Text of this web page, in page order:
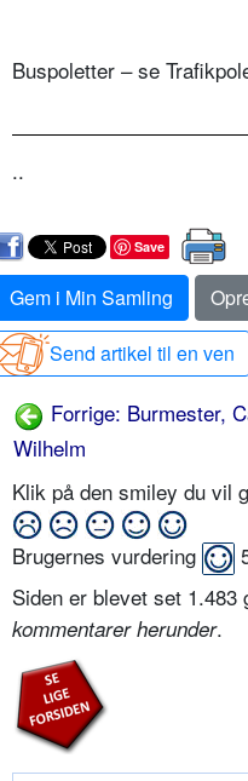
Buspoletter – se
..
Save
Gem i Min Samling
Send artikel til en ven
Forrige: Burmester,
Wilhelm
Klik på den smiley du vil
Brugernes vurdering
Siden er blevet set 1.483
kommentarer herunder.